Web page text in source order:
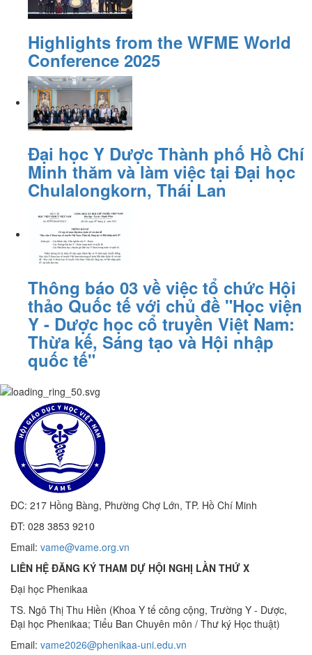
Highlights from the WFME World
Conference 2025
Đại học Y Dược Thành phố Hồ Chí
Minh thăm và làm việc tại Đại học
Chulalongkorn, Thái Lan
Thông báo 03 về việc tổ chức Hội
thảo Quốc tế với chủ đề "Học viện
Y - Dược học cổ truyền Việt Nam:
Thừa kế, Sáng tạo và Hội nhập
quốc tế"
ĐC: 217 Hồng Bàng, Phường Chợ Lớn, TP. Hồ Chí Minh
ĐT: 028 3853 9210
Email: vame@vame.org.vn
LIÊN HỆ ĐĂNG KÝ THAM DỰ HỘI NGHỊ LẦN THỨ X
Đại học Phenikaa
TS. Ngô Thị Thu Hiền (Khoa Y tế công cộng, Trường Y - Dược,
Đại học Phenikaa; Tiểu Ban Chuyên môn / Thư ký Học thuật)
Email: vame2026@phenikaa-uni.edu.vn